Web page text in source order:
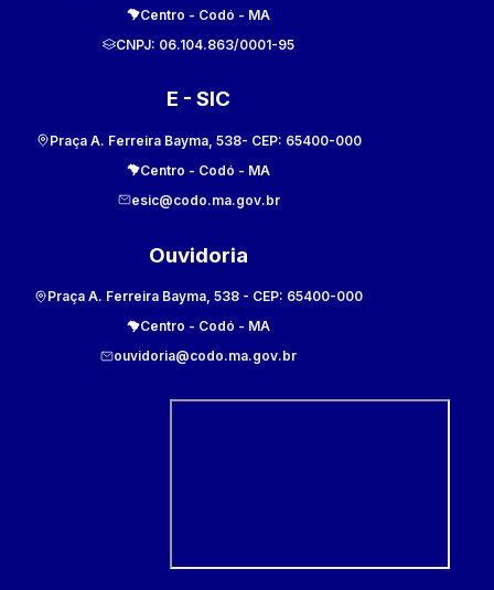
Centro - Codó - MA
CNPJ: 06.104.863/0001-95
E - SIC
Praça A. Ferreira Bayma, 538- CEP: 65400-000
Centro - Codó - MA
esic@codo.ma.gov.br
Ouvidoria
Praça A. Ferreira Bayma, 538 - CEP: 65400-000
Centro - Codó - MA
ouvidoria@codo.ma.gov.br